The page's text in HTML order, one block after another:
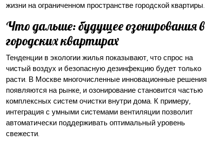
жизни на ограниченном пространстве городской квартиры.
Что дальше: будущее озонирования в
городских квартирах
Тенденции в экологии жилья показывают, что спрос на
чистый воздух и безопасную дезинфекцию будет только
расти. В Москве многочисленные инновационные решения
появляются на рынке, и озонирование становится частью
комплексных систем очистки внутри дома. К примеру,
интеграция с умными системами вентиляции позволит
автоматически поддерживать оптимальный уровень
свежести.